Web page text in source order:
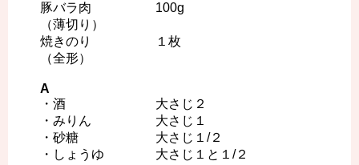
豚バラ肉 100g
（薄切り）
焼きのり １枚
（全形）
A
・酒 大さじ２
・みりん 大さじ１
・砂糖 大さじ１/２
・しょうゆ 大さじ１と１/２